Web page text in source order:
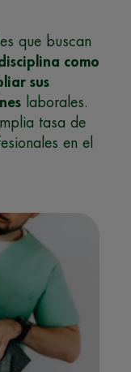
que buscan
como
sus
laborales.
tasa de
en el